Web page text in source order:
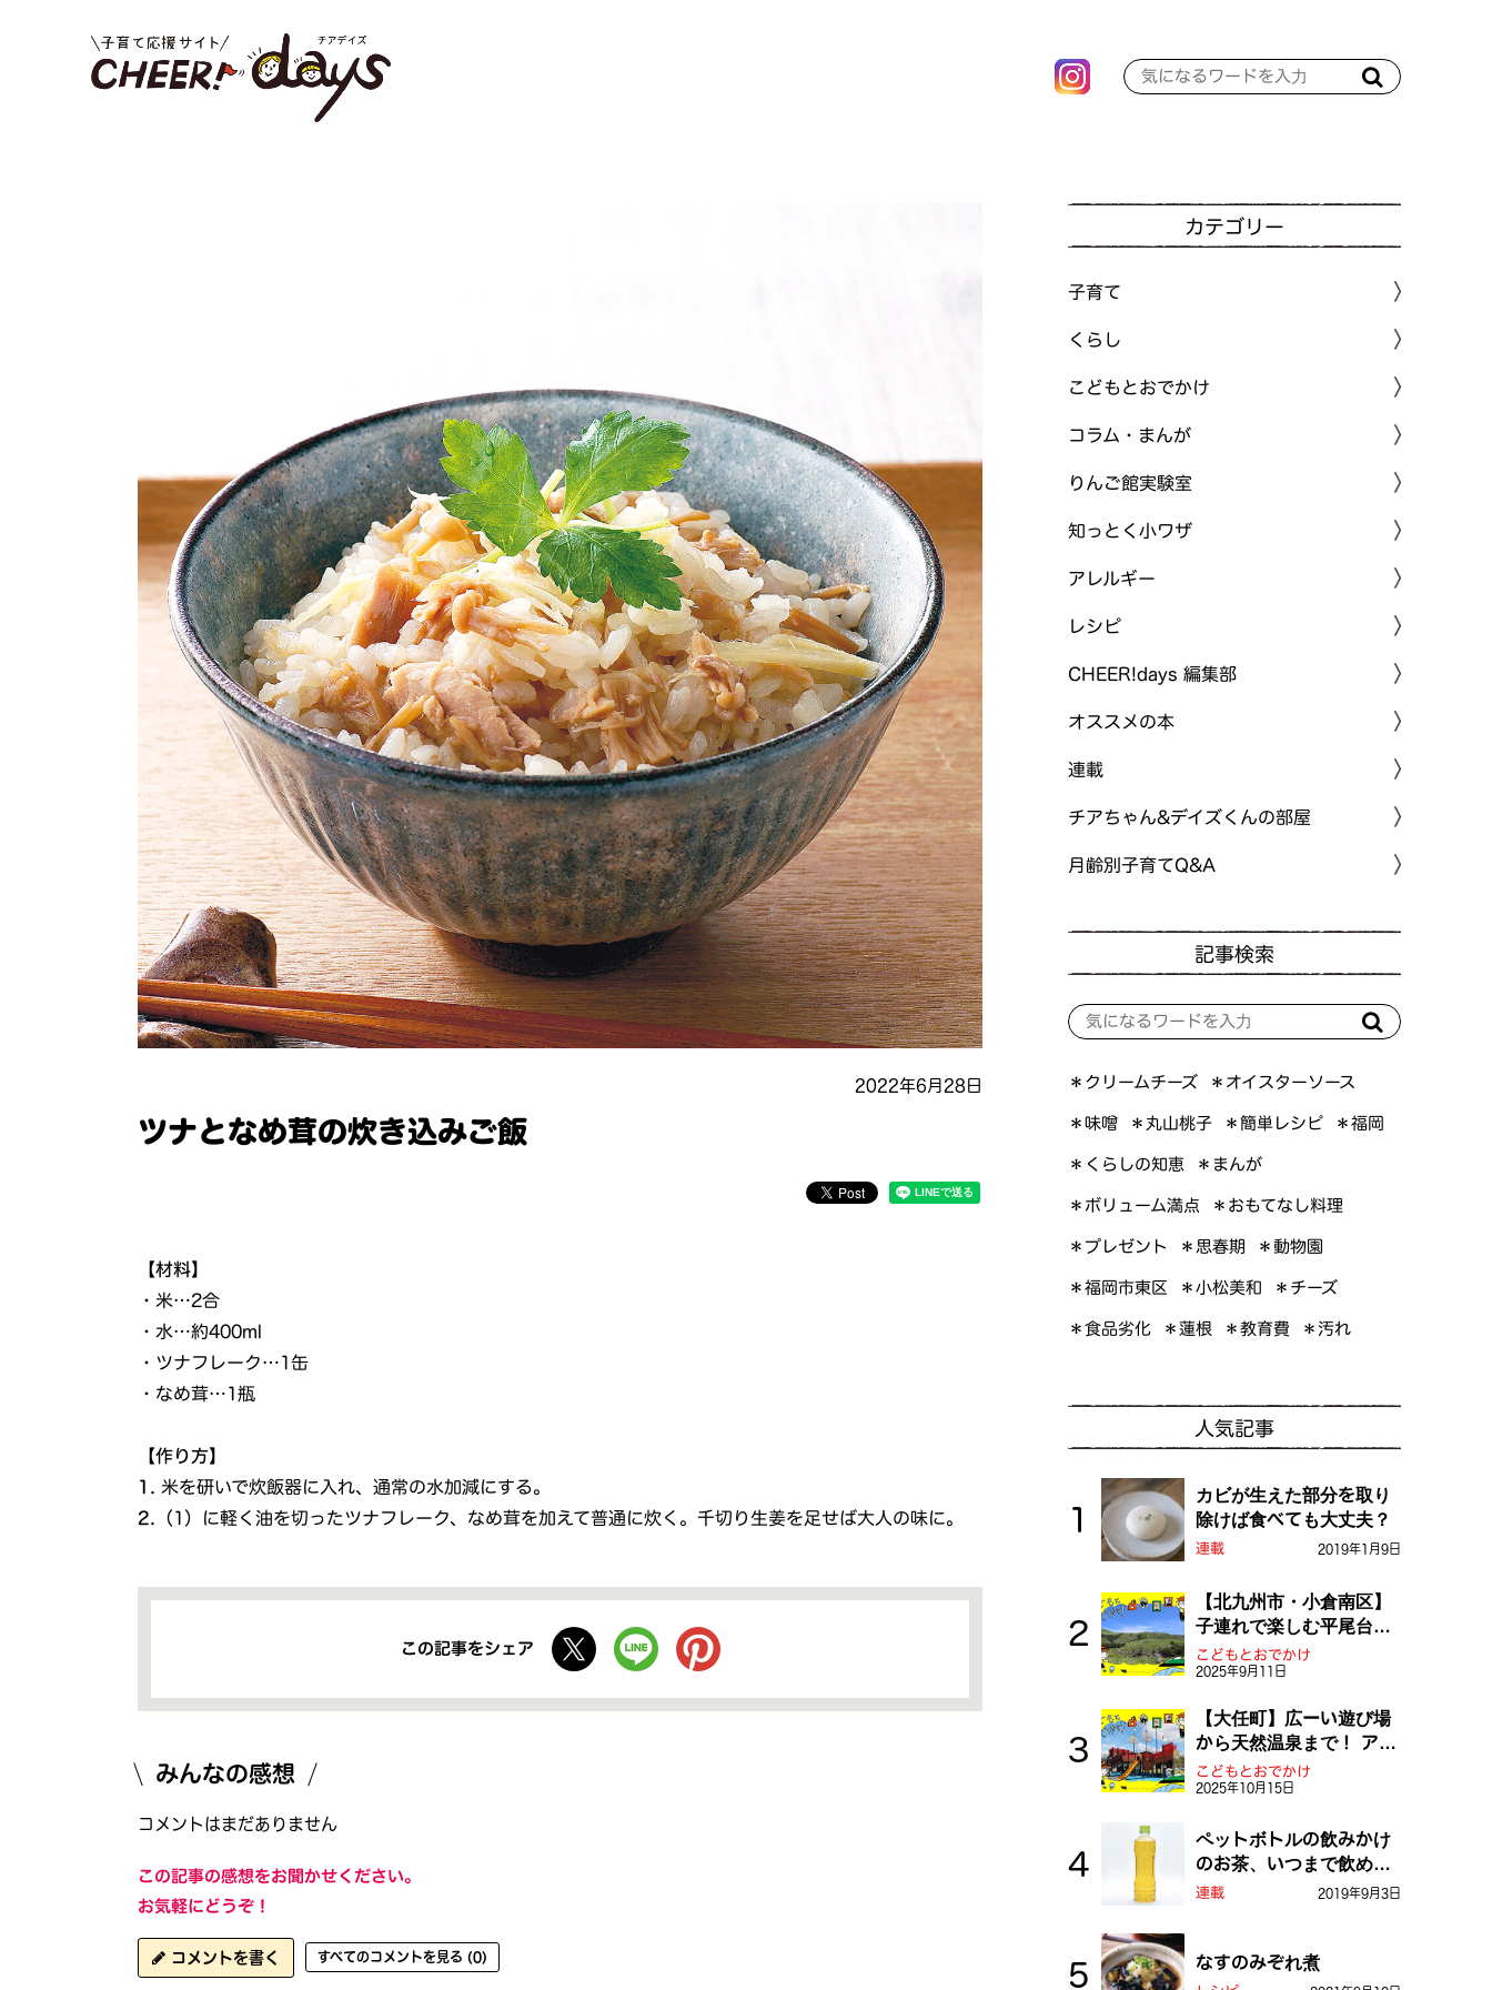
2022年6月28日
ツナとなめ茸の炊き込みご飯
【材料】
・米…2合
・水…約400ml
・ツナフレーク…1缶
・なめ茸…1瓶
【作り方】
1. 米を研いで炊飯器に入れ、通常の水加減にする。
2. （1）に軽く油を切ったツナフレーク、なめ茸を加えて普通に炊く。千切り生姜を足せば大人の味に。
この記事をシェア
みんなの感想
コメントはまだありません
この記事の感想をお聞かせください。
お気軽にどうぞ！
コメントを書く すべてのコメントを見る (0)
カテゴリー
子育て
くらし
こどもとおでかけ
コラム・まんが
りんご館実験室
知っとく小ワザ
アレルギー
レシピ
CHEER!days 編集部
オススメの本
連載
チアちゃん&デイズくんの部屋
月齢別子育てQ&A
記事検索
＊クリームチーズ ＊オイスターソース
＊味噌 ＊丸山桃子 ＊簡単レシピ ＊福岡
＊くらしの知恵 ＊まんが
＊ボリューム満点 ＊おもてなし料理
＊プレゼント ＊思春期 ＊動物園
＊福岡市東区 ＊小松美和 ＊チーズ
＊食品劣化 ＊蓮根 ＊教育費 ＊汚れ
人気記事
カビが生えた部分を取り
除けば食べても大丈夫？
連載 2019年1月9日
【北九州市・小倉南区】
子連れで楽しむ平尾台！
ふしぎな草原や千仏鍾乳
洞を探検しよう！
こどもとおでかけ
2025年9月11日
【大任町】広ーい遊び場
から天然温泉まで！ アミ
ューズメントな道の駅・
おおとう桜街道
こどもとおでかけ
2025年10月15日
ペットボトルの飲みかけ
のお茶、いつまで飲め
る？
連載 2019年9月3日
なすのみぞれ煮